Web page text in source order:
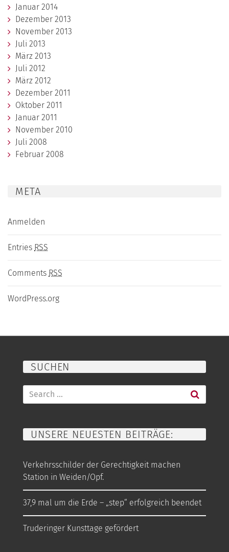
Januar 2014
Dezember 2013
November 2013
Juli 2013
März 2013
Juli 2012
März 2012
Dezember 2011
Oktober 2011
Januar 2011
November 2010
Juli 2008
Februar 2008
META
Anmelden
Entries RSS
Comments RSS
WordPress.org
SUCHEN
Search
UNSERE NEUESTEN BEITRÄGE:
Verkehrsschilder der Gerechtigkeit machen
Station in Weiden/Opf.
37,9 mal um die Erde – „step“ erfolgreich beendet
Truderinger Kunsttage gefördert